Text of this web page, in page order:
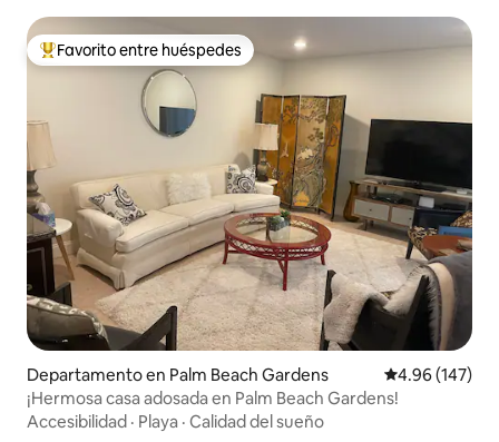
De los mejores en Favorito entre huéspedes
Favorito entre huéspedes
Departamento en Palm Beach Gardens Calificación
4.96 (147)
¡Hermosa casa adosada en Palm Beach Gardens!
Accesibilidad · Playa · Calidad del sueño